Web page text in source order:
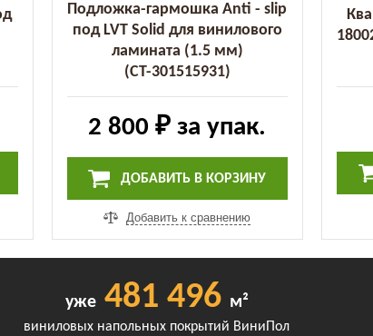
Подложка-гармошка Anti - slip
под LVT Solid для винилового
ламината (1.5 мм)
(СТ-301515931)
2 800 ₽ за упак.
ДОБАВИТЬ В КОРЗИНУ
Добавить к сравнению
уже481 496 м²
виниловых напольных покрытий ВиниПол